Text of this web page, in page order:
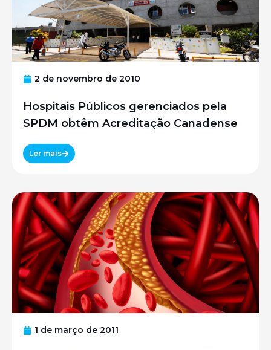
2 de novembro de 2010
Hospitais Públicos gerenciados pela
SPDM obtêm Acreditação Canadense
Ler mais
1 de março de 2011